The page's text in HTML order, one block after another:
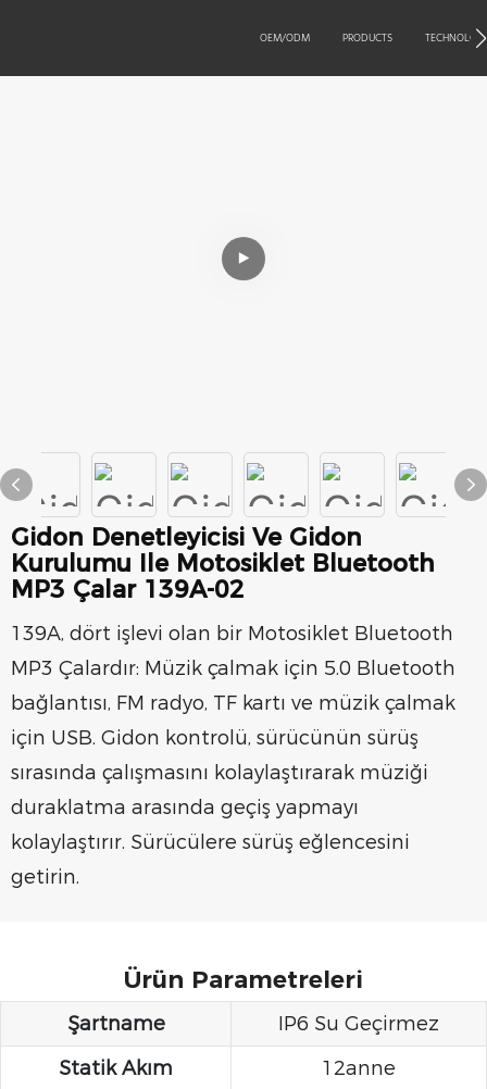
OEM/ODM PRODUCTS
Gidon Denetleyicisi Ve Gidon
Kurulumu Ile Motosiklet Bluetooth
MP3 Çalar 139A-02
139A, dört işlevi olan bir Motosiklet Bluetooth
MP3 Çalardır: Müzik çalmak için 5.0 Bluetooth
bağlantısı, FM radyo, TF kartı ve müzik çalmak
için USB. Gidon kontrolü, sürücünün sürüş
sırasında çalışmasını kolaylaştırarak müziği
duraklatma arasında geçiş yapmayı
kolaylaştırır. Sürücülere sürüş eğlencesini
getirin.
Ürün Parametreleri
Şartname
IP6 Su Geçirmez
Statik Akım
12anne